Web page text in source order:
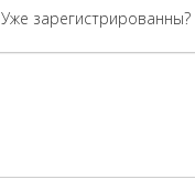
Уже зарегистрированны?